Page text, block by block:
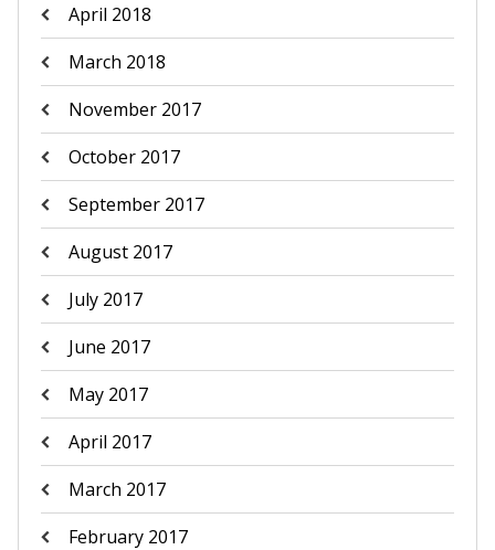
April 2018
March 2018
November 2017
October 2017
September 2017
August 2017
July 2017
June 2017
May 2017
April 2017
March 2017
February 2017